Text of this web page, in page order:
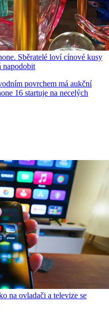
Sběratelé loví cínové kusy
napodobit
povrchem má aukční
16 startuje na necelých
na ovladači a televize se